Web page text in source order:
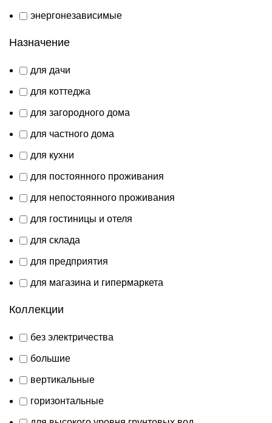
энергонезависимые
Назначение
для дачи
для коттеджа
для загородного дома
для частного дома
для кухни
для постоянного проживания
для непостоянного проживания
для гостиницы и отеля
для склада
для предприятия
для магазина и гипермаркета
Коллекции
без электричества
большие
вертикальные
горизонтальные